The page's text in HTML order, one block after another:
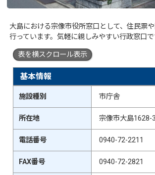
大島における宗像市役所窓口として、住民票
行っています。気軽に親しみやすい行政窓口で
表を横スクロール表示
基本情報
施設種別 市庁舎
所在地 宗像市大島1628-3
電話番号 0940-72-2211
FAX番号 0940-72-2821